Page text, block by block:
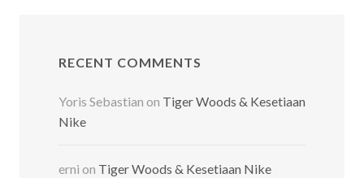
RECENT COMMENTS
Yoris Sebastian on Tiger Woods & Kesetiaan
Nike
erni on Tiger Woods & Kesetiaan Nike